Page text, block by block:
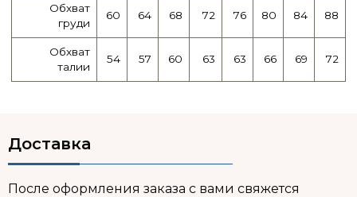
Обхват
груди
60 64 68 72 76 80 84 88
Обхват
талии
54 57 60 63 63 66 69 72
Доставка
После оформления заказа с вами свяжется